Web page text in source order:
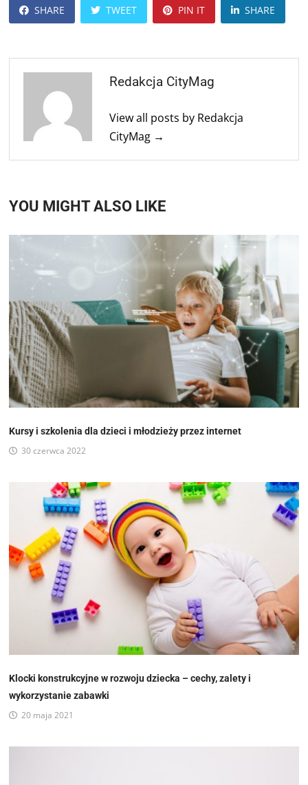
SHARE TWEET PIN IT SHARE
Redakcja CityMag
View all posts by Redakcja
CityMag →
YOU MIGHT ALSO LIKE
Kursy i szkolenia dla dzieci i młodzieży przez internet
30 czerwca 2022
Klocki konstrukcyjne w rozwoju dziecka – cechy, zalety i
wykorzystanie zabawki
20 maja 2021